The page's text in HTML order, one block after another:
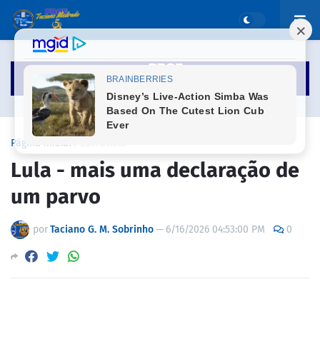
Página inicial
Lula - mais uma declaração de
um parvo
porTaciano G. M. Sobrinho— 6/16/2026 04:53:00 PM 0